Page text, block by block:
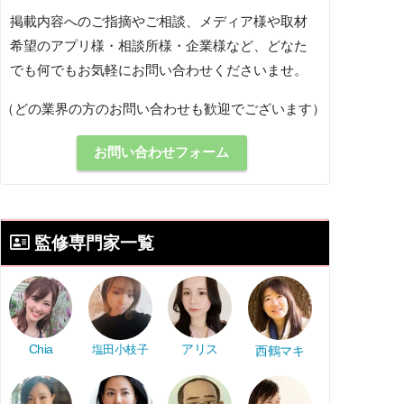
掲載内容へのご指摘やご相談、メディア様や取材
希望のアプリ様・相談所様・企業様など、どなた
でも何でもお気軽にお問い合わせくださいませ。
（どの業界の方のお問い合わせも歓迎でございます）
お問い合わせフォーム
監修専門家一覧
Chia 塩田小枝子 アリス 西鶴マキ